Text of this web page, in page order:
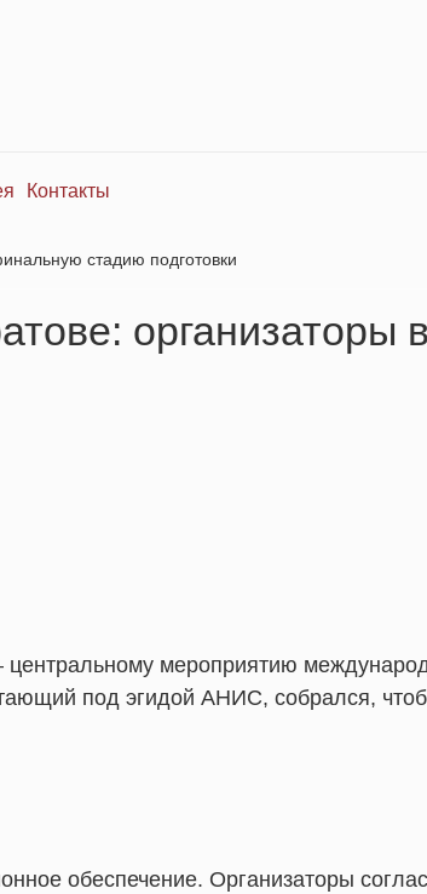
Контакты
стадию подготовки
организаторы
центральному мероприятию
под эгидой АНИС, собрался,
обеспечение. Организаторы